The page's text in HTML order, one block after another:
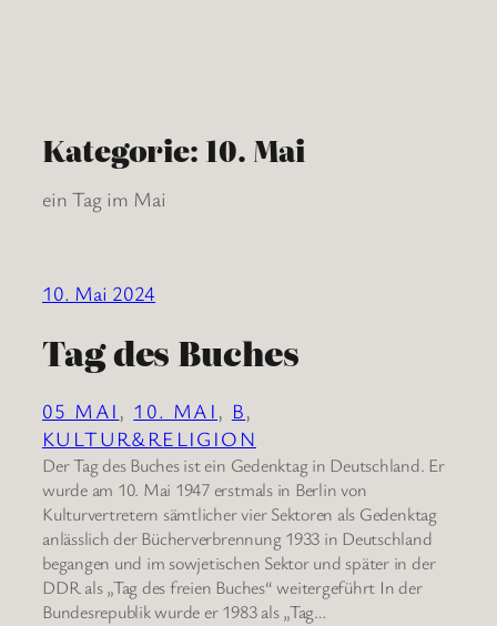
Kategorie: 10. Mai
ein Tag im Mai
10. Mai 2024
Tag des Buches
05 MAI , 10. MAI , B
KULTUR&RELIGION
Der Tag des Buches ist ein Gedenktag in Deutschland. Er
wurde am 10. Mai 1947 erstmals in Berlin von
Kulturvertretern sämtlicher vier Sektoren als Gedenktag
anlässlich der Bücherverbrennung 1933 in Deutschland
begangen und im sowjetischen Sektor und später in der
DDR als „Tag des freien Buches“ weitergeführt In der
Bundesrepublik wurde er 1983 als „Tag…